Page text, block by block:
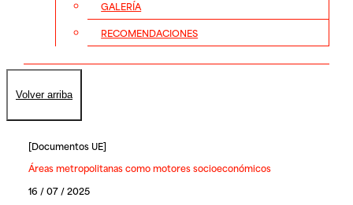
GALERÍA
RECOMENDACIONES
Volver arriba
[Documentos UE]
Áreas metropolitanas como motores socioeconómicos
16 / 07 / 2025